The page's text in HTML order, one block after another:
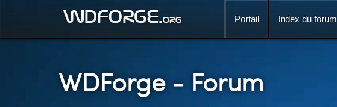
Portail Index du forum
WDForge- Forum